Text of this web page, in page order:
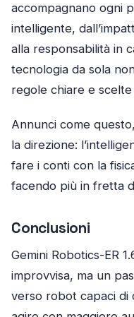
accompagnano ogni
intelligente,
alla responsabilità in
tecnologia da sola
regole chiare e
Annunci come
la direzione:
fare i conti con la
facendo più in fretta
Conclusioni
Gemini Robotics-ER
improvvisa, ma un
verso robot capaci di